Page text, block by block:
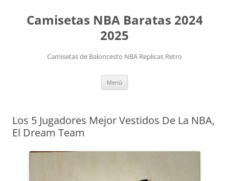
Camisetas NBA Baratas 2024
2025
Camisetas de Baloncesto NBA Replicas Retro
Menú
Los 5 Jugadores Mejor Vestidos De La NBA,
El Dream Team